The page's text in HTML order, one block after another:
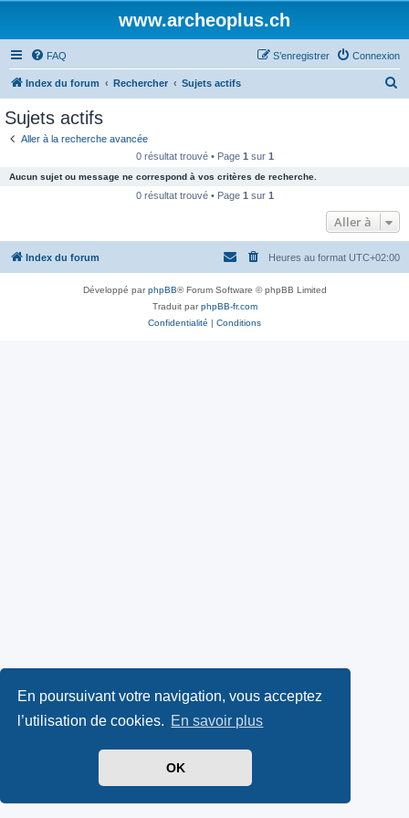
En poursuivant votre navigation, vous acceptez
l’utilisation de cookies. En savoir plus
OK
www.archeoplus.ch
FAQ Connexion
S’enregistrer
Index du forum Rechercher Sujets actifs
c
e
Sujets actifs
Aller à la recherche avancée
0 résultat trouvé • Page 1 sur 1
Aucun sujet ou message ne correspond à vos critères de recherche.
0 résultat trouvé • Page 1 sur 1
Aller à
Index du forum Heures au format UTC+02:00
Développé parphpBB® Forum Software © phpBB Limited
Traduit parphpBB-fr.com
Confidentialité | Conditions